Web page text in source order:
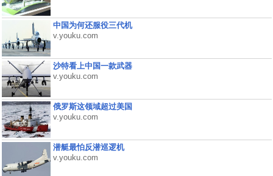
中国为何还服役三代机
v.youku.com
沙特看上中国一款武器
v.youku.com
俄罗斯这领域超过美国
v.youku.com
潜艇最怕反潜巡逻机
v.youku.com